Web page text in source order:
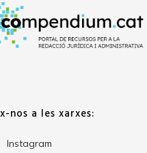
nos a les xarxes:
Instagram